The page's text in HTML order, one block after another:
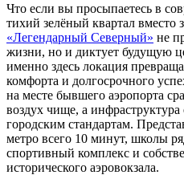
Что если вы просыпаетесь в
тихий зелёный квартал
«Легендарный Северный» не
жизни, но и диктует будущую
именно здесь локация
комфорта и долгосрочного
на месте бывшего аэропорта
воздух чище, а
городским стандартам.
метро всего 10 минут, школы
спортивный комплекс и
исторического аэровокзала.